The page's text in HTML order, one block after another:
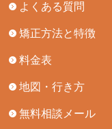
よくある質問
矯正方法と特徴
料金表
地図・行き方
無料相談メール